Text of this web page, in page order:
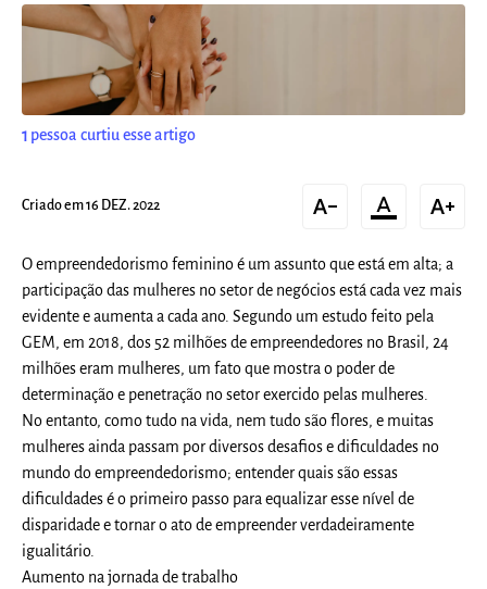
1 pessoa curtiu esse artigo
Criado em 16 DEZ. 2022 text_decrease format_color_text text_increase
O empreendedorismo feminino é um assunto que está em alta; a
participação das mulheres no setor de negócios está cada vez mais
evidente e aumenta a cada ano. Segundo um estudo feito pela
GEM, em 2018, dos 52 milhões de empreendedores no Brasil, 24
milhões eram mulheres, um fato que mostra o poder de
determinação e penetração no setor exercido pelas mulheres.
No entanto, como tudo na vida, nem tudo são flores, e muitas
mulheres ainda passam por diversos desafios e dificuldades no
mundo do empreendedorismo; entender quais são essas
dificuldades é o primeiro passo para equalizar esse nível de
disparidade e tornar o ato de empreender verdadeiramente
igualitário.
Aumento na jornada de trabalho